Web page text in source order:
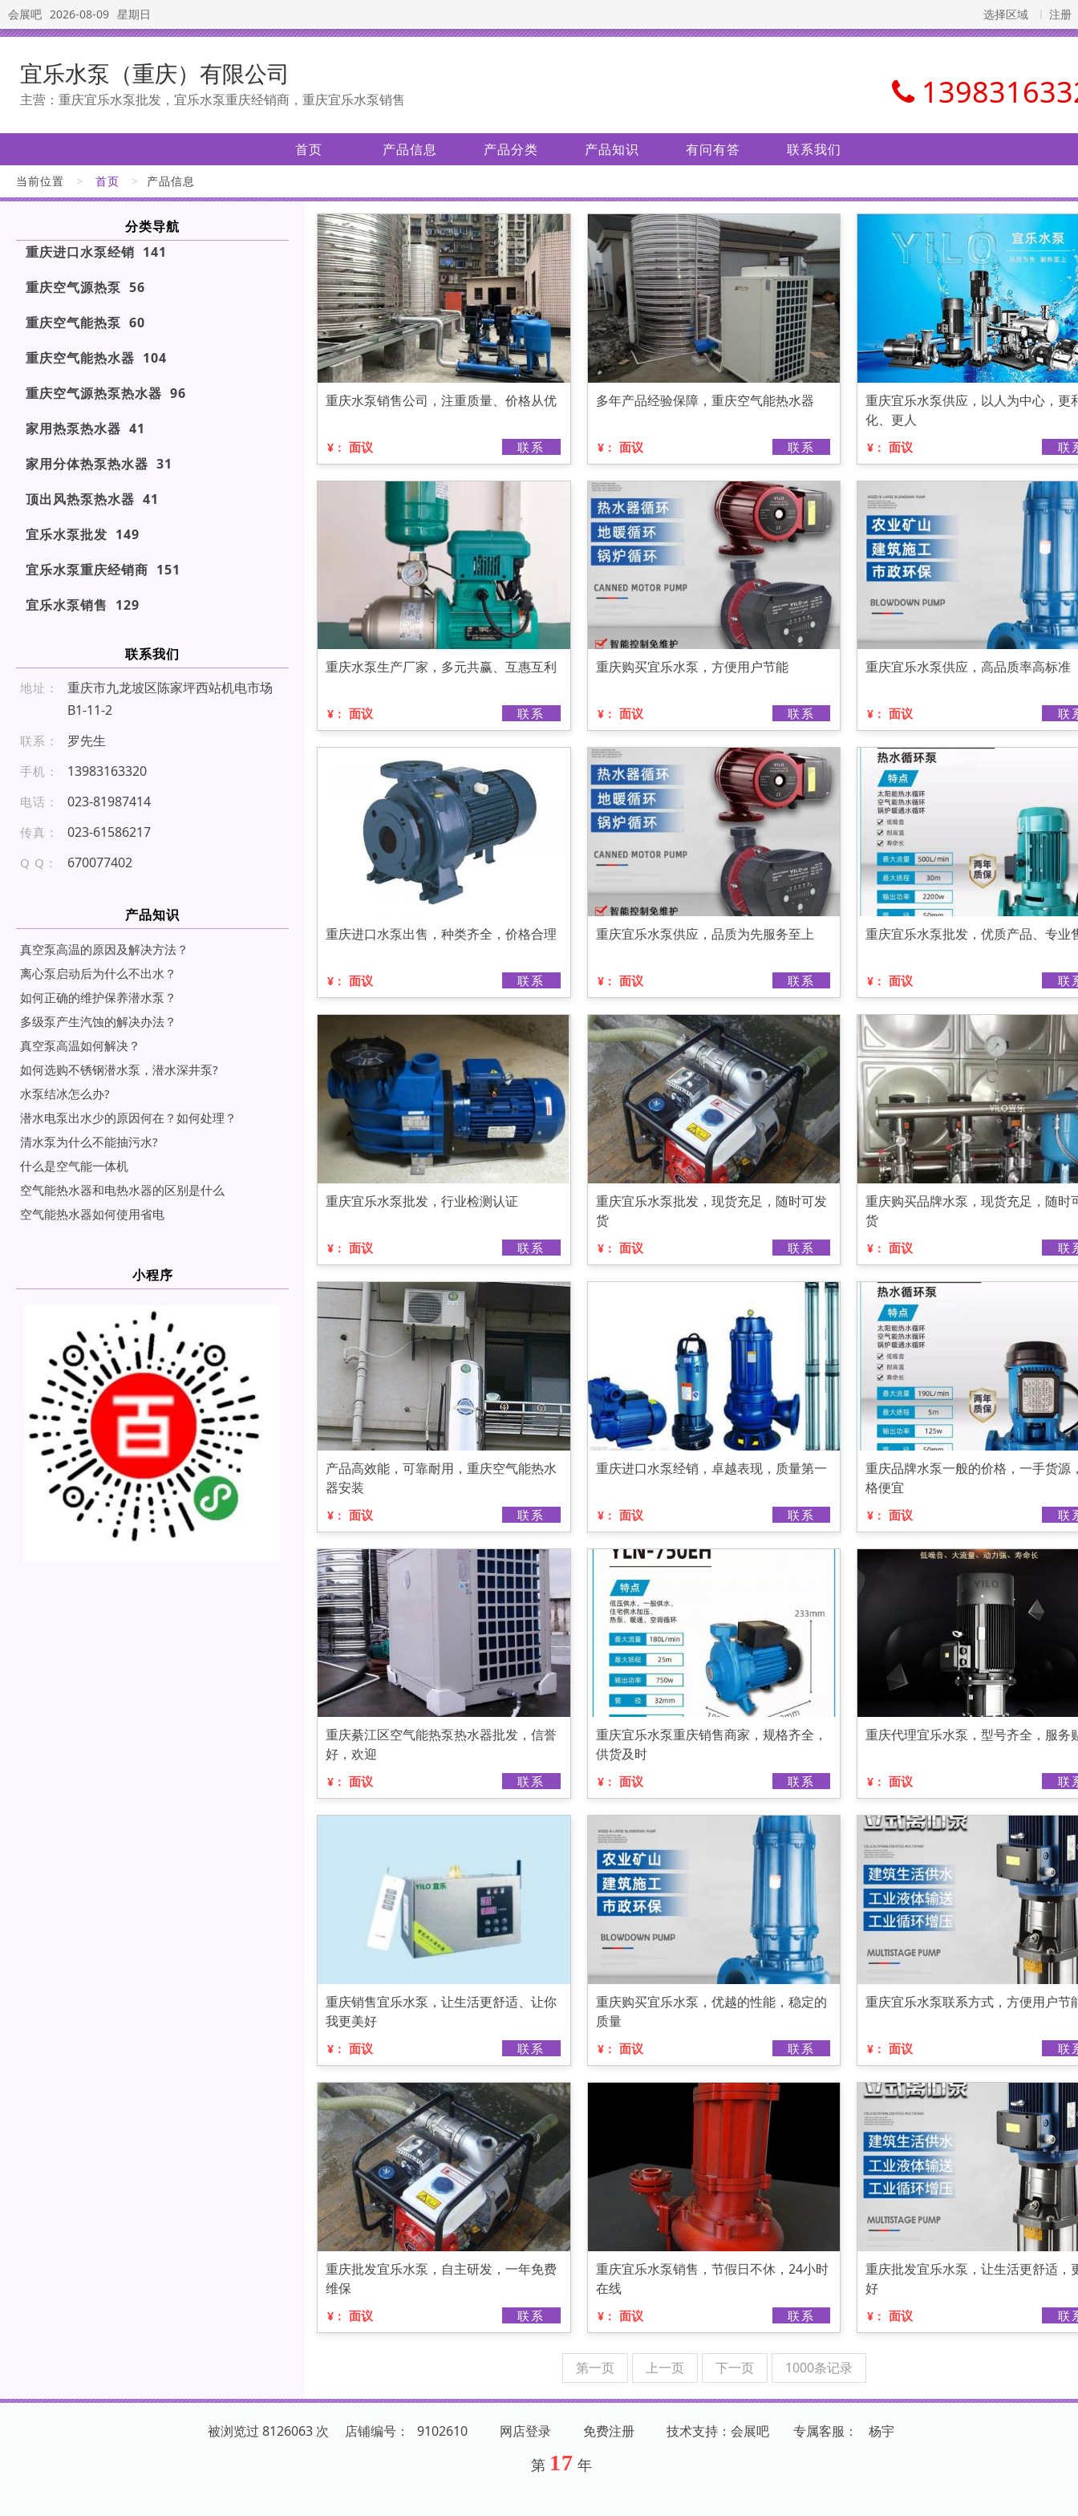
会展吧 2026-08-09 星期日 选择区域 注册
宜乐水泵（重庆）有限公司
主营：重庆宜乐水泵批发，宜乐水泵重庆经销商，重庆宜乐水泵销售
首页 产品信息 产品分类 产品知识 有问有答 联系我们
当前位置 > 首页 > 产品信息
分类导航
重庆进口水泵经销 141
重庆空气源热泵 56
重庆空气能热泵 60
重庆空气能热水器 104
重庆空气源热泵热水器 96
家用热泵热水器 41
家用分体热泵热水器 31
顶出风热泵热水器 41
宜乐水泵批发 149
宜乐水泵重庆经销商 151
宜乐水泵销售 129
联系我们
地址：
重庆市九龙坡区陈家坪西站机电市场
B1-11-2
联系： 罗先生
手机： 1 3 98 316 332 0
电话： 02 3- 81 98 74 1 4
传真： 0 23 -6 15 86 217
Q Q： 670077402
产品知识
真空泵高温的原因及解决方法？
离心泵启动后为什么不出水？
如何正确的维护保养潜水泵？
多级泵产生汽蚀的解决办法？
真空泵高温如何解决？
如何选购不锈钢潜水泵，潜水深井泵?
水泵结冰怎么办?
潜水电泵出水少的原因何在？如何处理？
清水泵为什么不能抽污水?
什么是空气能一体机
空气能热水器和电热水器的区别是什么
空气能热水器如何使用省电
小程序
重庆水泵销售公司，注重质量、价格从优
¥： 面议 联系
多年产品经验保障，重庆空气能热水器
¥： 面议 联系
重庆宜乐水泵供应，以人为中心，更
化、更人
¥： 面议 联
重庆水泵生产厂家，多元共赢、互惠互利
¥： 面议 联系
重庆购买宜乐水泵，方便用户节能
¥： 面议 联系
重庆宜乐水泵供应，高品质率高标准
¥： 面议 联
重庆进口水泵出售，种类齐全，价格合理
¥： 面议 联系
重庆宜乐水泵供应，品质为先服务至上
¥： 面议 联系
重庆宜乐水泵批发，优质产品、专业
¥： 面议 联
重庆宜乐水泵批发，行业检测认证
¥： 面议 联系
重庆宜乐水泵批发，现货充足，随时可发
货
¥： 面议 联系
重庆购买品牌水泵，现货充足，随时
货
¥： 面议 联
产品高效能，可靠耐用，重庆空气能热水
器安装
¥： 面议 联系
重庆进口水泵经销，卓越表现，质量第一
¥： 面议 联系
重庆品牌水泵一般的价格，一手货源
格便宜
¥： 面议 联
重庆綦江区空气能热泵热水器批发，信誉
好，欢迎
¥： 面议 联系
重庆宜乐水泵重庆销售商家，规格齐全，
供货及时
¥： 面议 联系
重庆代理宜乐水泵，型号齐全，服务
¥： 面议 联
重庆销售宜乐水泵，让生活更舒适、让你
我更美好
¥： 面议 联系
重庆购买宜乐水泵，优越的性能，稳定的
质量
¥： 面议 联系
重庆宜乐水泵联系方式，方便用户节
¥： 面议 联
重庆批发宜乐水泵，自主研发，一年免费
维保
¥： 面议 联系
重庆宜乐水泵销售，节假日不休，24小时
在线
¥： 面议 联系
重庆批发宜乐水泵，让生活更舒适，
好
¥： 面议 联
第一页 上一页 下一页 1000条记录
被浏览过 8126063 次 店铺编号： 9102610 网店登录 免费注册 技术支持：会展吧 专属客服 ： 杨宇
第 17 年